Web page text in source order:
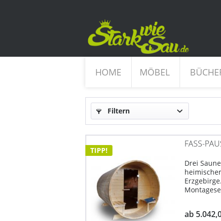
HOME MÖBEL
Filtern
TIPP!
FASS-
Drei
alternativ
ab